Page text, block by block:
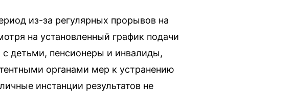
из-за регулярных прорывов на
на установленный график подачи
детьми, пенсионеры и инвалиды,
органами мер к устранению
инстанции результатов не